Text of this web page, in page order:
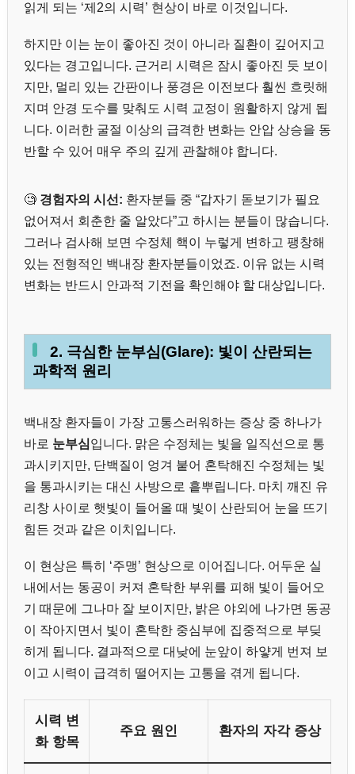
읽게 되는 ‘제2의 시력’ 현상이 바로 이것입니다.
하지만 이는 눈이 좋아진 것이 아니라 질환이 깊어지고
있다는 경고입니다. 근거리 시력은 잠시 좋아진 듯 보이
지만, 멀리 있는 간판이나 풍경은 이전보다 훨씬 흐릿해
지며 안경 도수를 맞춰도 시력 교정이 원활하지 않게 됩
니다. 이러한 굴절 이상의 급격한 변화는 안압 상승을 동
반할 수 있어 매우 주의 깊게 관찰해야 합니다.
🧐 경험자의 시선: 환자분들 중 “갑자기 돋보기가 필요
없어져서 회춘한 줄 알았다”고 하시는 분들이 많습니다.
그러나 검사해 보면 수정체 핵이 누렇게 변하고 팽창해
있는 전형적인 백내장 환자분들이었죠. 이유 없는 시력
변화는 반드시 안과적 기전을 확인해야 할 대상입니다.
2. 극심한 눈부심(Glare): 빛이 산란되는
과학적 원리
백내장 환자들이 가장 고통스러워하는 증상 중 하나가
바로 눈부심입니다. 맑은 수정체는 빛을 일직선으로 통
과시키지만, 단백질이 엉겨 붙어 혼탁해진 수정체는 빛
을 통과시키는 대신 사방으로 흩뿌립니다. 마치 깨진 유
리창 사이로 햇빛이 들어올 때 빛이 산란되어 눈을 뜨기
힘든 것과 같은 이치입니다.
이 현상은 특히 ‘주맹’ 현상으로 이어집니다. 어두운 실
내에서는 동공이 커져 혼탁한 부위를 피해 빛이 들어오
기 때문에 그나마 잘 보이지만, 밝은 야외에 나가면 동공
이 작아지면서 빛이 혼탁한 중심부에 집중적으로 부딪
히게 됩니다. 결과적으로 대낮에 눈앞이 하얗게 번져 보
이고 시력이 급격히 떨어지는 고통을 겪게 됩니다.
시력 변
화 항목
주요 원인 환자의 자각 증상